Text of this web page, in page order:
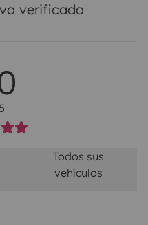
verificada
Todos sus
vehículos